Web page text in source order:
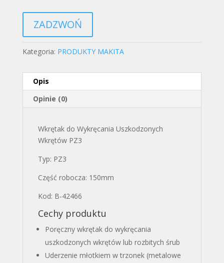
ZADZWOŃ
Kategoria: PRODUKTY MAKITA
Opis
Opinie (0)
Wkrętak do Wykręcania Uszkodzonych
Wkrętów PZ3
Typ: PZ3
Część robocza: 150mm
Kod: B-42466
Cechy produktu
Poręczny wkrętak do wykręcania
uszkodzonych wkrętów lub rozbitych śrub
Uderzenie młotkiem w trzonek (metalowe